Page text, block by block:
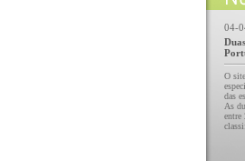
04-
O
das
As
entre